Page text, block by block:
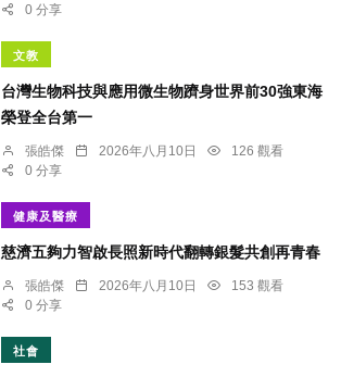
0 分享
文教
台灣生物科技與應用微生物躋身世界前30強東海
榮登全台第一
張皓傑 2026年八月10日
126 觀看
0 分享
健康及醫療
慈濟五夠力智啟長照新時代翻轉銀髮共創再青春
張皓傑 2026年八月10日
153 觀看
0 分享
社會